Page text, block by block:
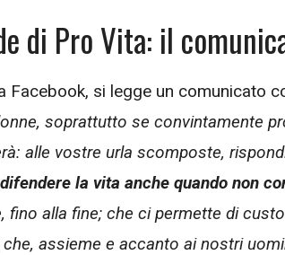
di Pro Vita: il
Facebook, si legge un comunicato
soprattutto se convintamente
alle vostre urla scomposte,
la vita anche quando non
fino alla fine; che ci permette di
che, assieme e accanto ai nostri